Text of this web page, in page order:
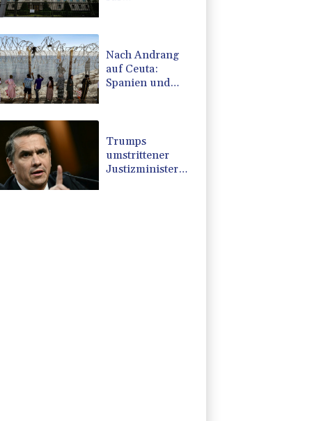
Nach Andrang
auf Ceuta:
Spanien und
Trumps
umstrittener
Justizminister